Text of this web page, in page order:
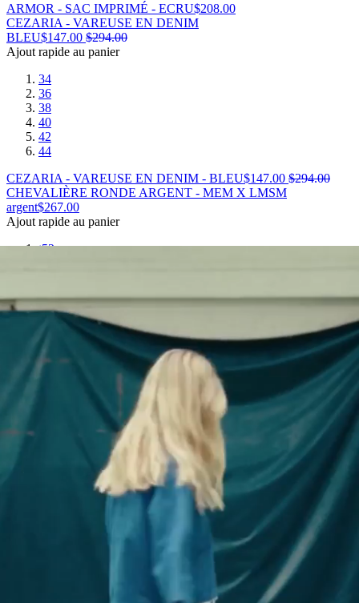
ARMOR - SAC IMPRIMÉ - ECRU$208.00
CEZARIA - VAREUSE EN DENIM
BLEU$147.00 $294.00
Ajout rapide au panier
34
36
38
40
42
44
CEZARIA - VAREUSE EN DENIM - BLEU$147.00 $294.00
CHEVALIÈRE RONDE ARGENT - MEM X LMSM
argent$267.00
Ajout rapide au panier
t52
argent$267.00
Le tablier en moleskine
$ 192.00
Ajout rapide au panier
T. 1
Le tablier en moleskine - NOIR
192.00
Le tablier en moleskine
Ajout rapide au panier